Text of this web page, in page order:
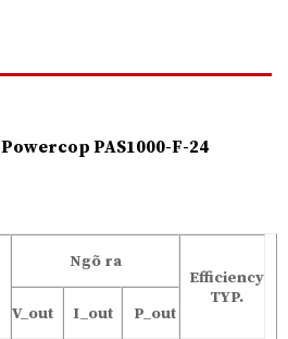
PAS1000-F-24
Ngõ ra
Efficiency
TYP.
V_out
I_out P_out